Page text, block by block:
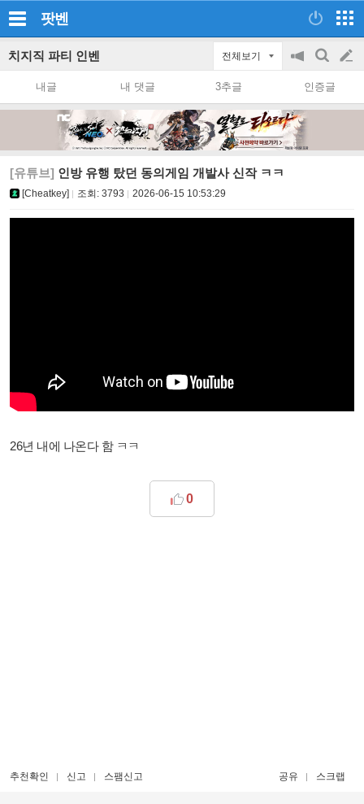
팟벤
치지직 파티 인벤 전체보기
공
on/off
검
색
글
쓰
내글 내 댓글 3추글 인증글
[유튜브] 인방 유행 탔던 동의게임 개발사 신작 ㅋㅋ
[Cheatkey] 조회: 3793 2026-06-15 10:53:29
26년 내에 나온다 함 ㅋㅋ
0
추천확인 신고 스팸신고 공유 스크랩